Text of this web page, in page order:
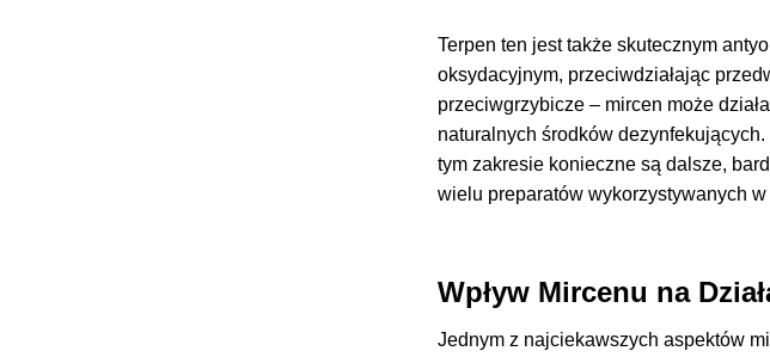
Terpen ten jest także skutecznym
oksydacyjnym, przeciwdziałając
przeciwgrzybicze – mircen może
naturalnych środków
tym zakresie konieczne są dalsze,
wielu preparatów wykorzystywanych
Wpływ Mircenu na
Jednym z najciekawszych aspektów